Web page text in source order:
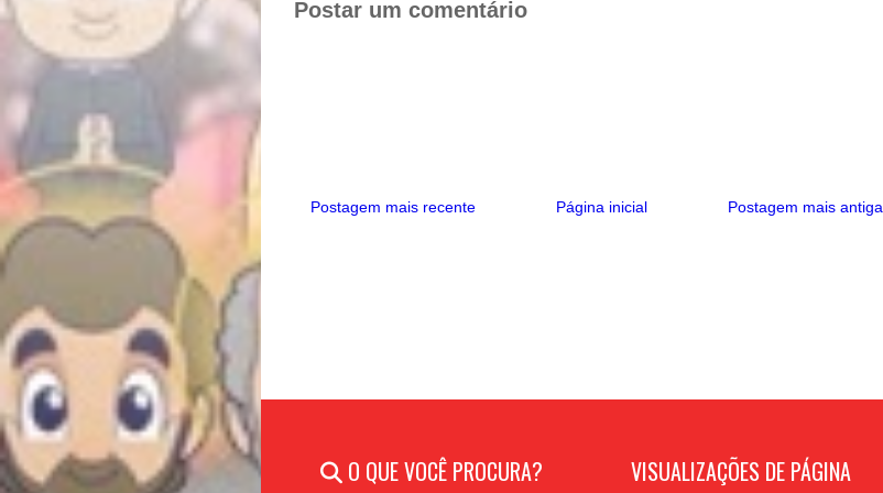
t
Postar um comentário
Postagem mais recente Postagem mais antiga
Página inicial
O QUE VOCÊ PROCURA? VISUALIZAÇÕES DE PÁGINA